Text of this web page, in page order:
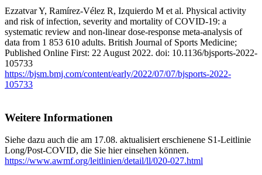
Ezzatvar Y, Ramírez-Vélez R, Izquierdo M et al. Physical activity
and risk of infection, severity and mortality of COVID-19: a
systematic review and non-linear dose-response meta-analysis of
data from 1 853 610 adults. British Journal of Sports Medicine;
Published Online First: 22 August 2022. doi: 10.1136/bjsports-2022-
105733
https://bjsm.bmj.com/content/early/2022/07/07/bjsports-2022-
105733
Weitere Informationen
Siehe dazu auch die am 17.08. aktualisiert erschienene S1-Leitlinie
Long/Post-COVID, die Sie hier einsehen können.
https://www.awmf.org/leitlinien/detail/ll/020-027.html